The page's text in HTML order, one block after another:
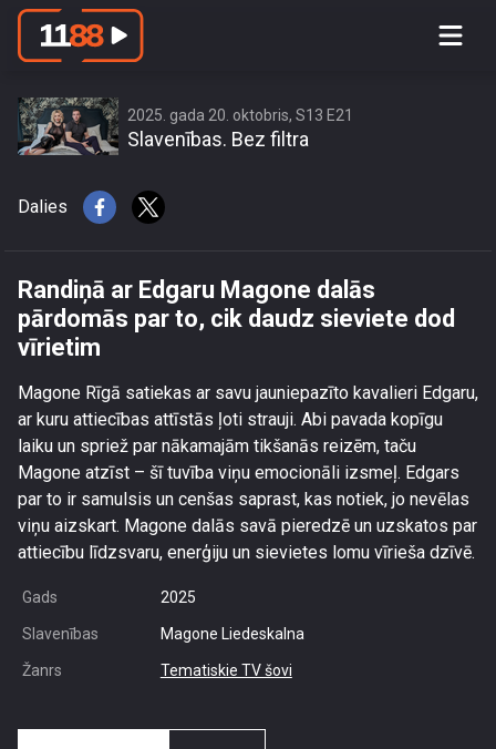
Randiņā ar Edgaru Magone dalās
2025. gada 20. oktobris, S13 E21
Slavenības. Bez filtra
Dalies
Randiņā ar Edgaru Magone dalās
pārdomās par to, cik daudz sieviete dod
vīrietim
Magone Rīgā satiekas ar savu jauniepazīto kavalieri Edgaru,
ar kuru attiecības attīstās ļoti strauji. Abi pavada kopīgu
laiku un spriež par nākamajām tikšanās reizēm, taču
Magone atzīst – šī tuvība viņu emocionāli izsmeļ. Edgars
par to ir samulsis un cenšas saprast, kas notiek, jo nevēlas
viņu aizskart. Magone dalās savā pieredzē un uzskatos par
attiecību līdzsvaru, enerģiju un sievietes lomu vīrieša dzīvē.
Gads 2025
Slavenības Magone Liedeskalna
Žanrs Tematiskie TV šovi